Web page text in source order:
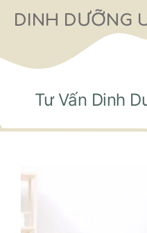
đến
dung
DINH DƯỠNG
Tư Vấn Dinh